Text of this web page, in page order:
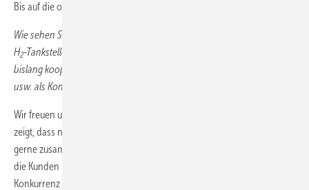
Bis auf die oben erwähnten, nein.
Wie sehen Sie die Rolle anderer Akteure, die jetzt ebenfalls verstärkt
H2-Tankstellen installieren möchten? Verfolgen Sie weiterhin Ihren
bislang kooperativen Ansatz oder sehen Sie GP Joule, Maximator
usw. als Konkurrenten?
Wir freuen uns, dass es nun auch andere Unternehmen wagen. Das
zeigt, dass nun der Markthochlauf beginnt. Wo es geht, arbeiten wir
gerne zusammen. Wettbewerb vergrößert aber auch das Angebot für
die Kunden und gibt uns die Chance, uns mit den Produkten der
Konkurrenz zu messen. Ich bin sehr gespannt auf die ersten